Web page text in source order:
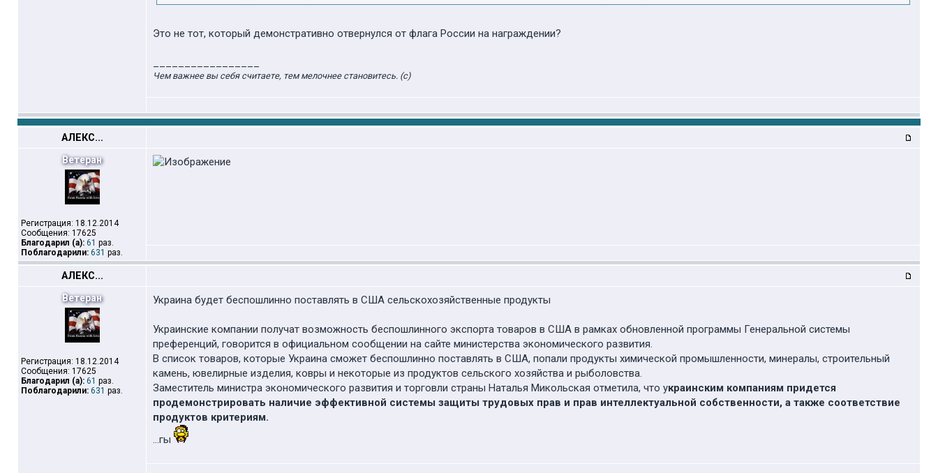
Это не тот, который демонстративно отвернулся от флага России на награждении?
Чем важнее вы себя считаете, тем мелочнее становитесь. (с)
АЛЕКС...
Ветеран
Регистрация: 18.12.2014
Сообщения: 17625
Благодарил (а): 61 раз.
Поблагодарили: 631 раз.
АЛЕКС...
Ветеран
Регистрация: 18.12.2014
Сообщения: 17625
Благодарил (а): 61 раз.
Поблагодарили: 631 раз.
Украина будет беспошлинно поставлять в США сельскохозяйственные продукты
Украинские компании получат возможность беспошлинного экспорта товаров в США в рамках обновленной программы Генеральной системы
преференций, говорится в официальном сообщении на сайте министерства экономического развития.
В список товаров, которые Украина сможет беспошлинно поставлять в США, попали продукты химической промышленности, минералы, строительный
камень, ювелирные изделия, ковры и некоторые из продуктов сельского хозяйства и рыболовства.
Заместитель министра экономического развития и торговли страны Наталья Микольская отметила, что украинским компаниям придется
продемонстрировать наличие эффективной системы защиты трудовых прав и прав интеллектуальной собственности, а также соответствие
продуктов критериям.
...гы